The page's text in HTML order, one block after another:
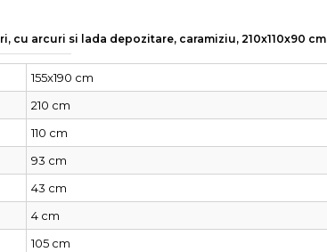
cu arcuri si lada depozitare, caramiziu, 210x110x90 cm
155x190 cm
210 cm
110 cm
93 cm
43 cm
4 cm
105 cm